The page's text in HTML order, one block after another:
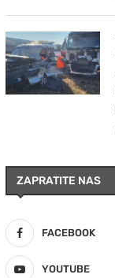
ZAPRATITE NAS
FACEBOOK
YOUTUBE